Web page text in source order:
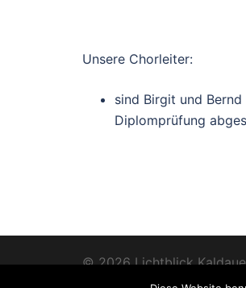
Unsere Chorleiter:
sind Birgit und
Diplomprüfung
© 2026 Lichtblick